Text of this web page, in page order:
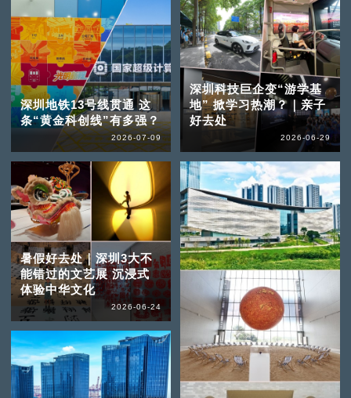
深圳地铁13号线贯通 这
条“黄金科创线”有多强？
2026-07-09
深圳科技巨企变“游学基
地” 掀学习热潮？｜亲子
好去处
2026-06-29
暑假好去处｜深圳3大不
能错过的文艺展 沉浸式
体验中华文化
2026-06-24